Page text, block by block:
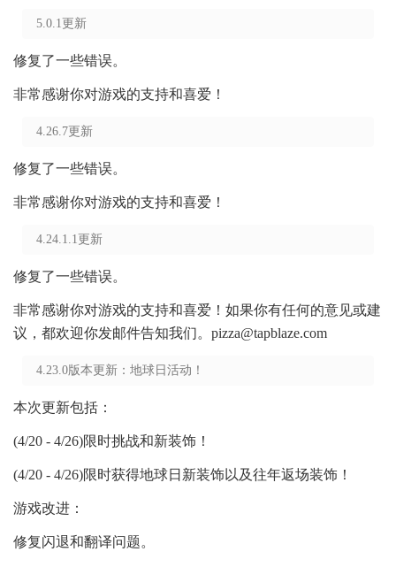
5.0.1更新
修复了一些错误。
非常感谢你对游戏的支持和喜爱！
4.26.7更新
修复了一些错误。
非常感谢你对游戏的支持和喜爱！
4.24.1.1更新
修复了一些错误。
非常感谢你对游戏的支持和喜爱！如果你有任何的意见或建
议，都欢迎你发邮件告知我们。pizza@tapblaze.com
4.23.0版本更新：地球日活动！
本次更新包括：
(4/20 - 4/26)限时挑战和新装饰！
(4/20 - 4/26)限时获得地球日新装饰以及往年返场装饰！
游戏改进：
修复闪退和翻译问题。